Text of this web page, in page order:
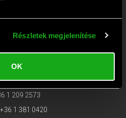
Részletek megjelenítése
OK
kapcsolatban keresse
az alábbi telefonszámokon!
Bercsényi utca 19/a.
tel:+36 1 203 0382;
1 209 2573
1 381 0420